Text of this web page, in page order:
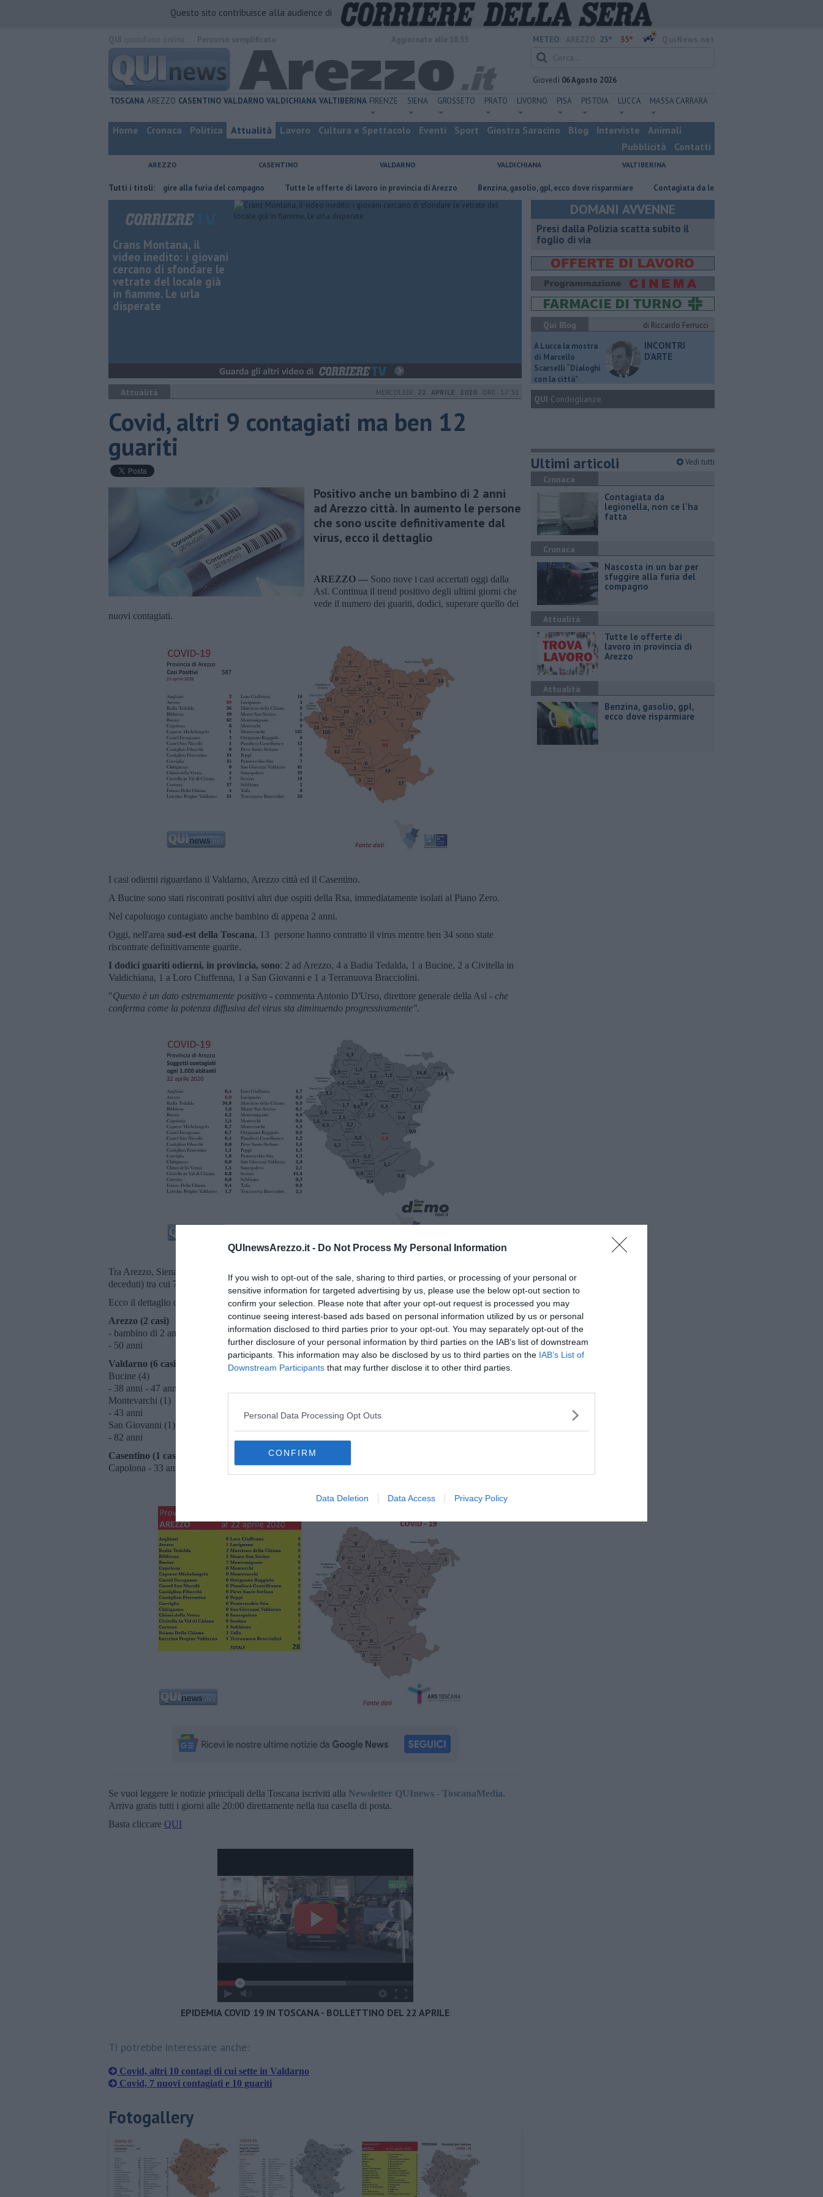
QUInewsArezzo.it - Do Not Process My Personal Information
If you wish to opt-out of the sale, sharing to third parties, or processing of your personal or
sensitive information for targeted advertising by us, please use the below opt-out section to
confirm your selection. Please note that after your opt-out request is processed you may
continue seeing interest-based ads based on personal information utilized by us or personal
information disclosed to third parties prior to your opt-out. You may separately opt-out of the
further disclosure of your personal information by third parties on the IAB’s list of downstream
participants. This information may also be disclosed by us to third parties on the IAB’s List of
Downstream Participants that may further disclose it to other third parties.
Personal Data Processing Opt Outs
CONFIRM
Data Deletion Data Access Privacy Policy
Questo sito contribuisce alla audience di
METEO: 23° 35°
Giovedì 06 Agosto 2026
TOSCANA AREZZO CASENTINO VALDARNO VALDICHIANA VALTIBERINA FIRENZE SIENA GROSSETO PRATO LIVORNO PISA PISTOIA LUCCA MASSA CARRARA
Home Cronaca Politica Attualità Lavoro Cultura e Spettacolo Eventi Sport Giostra Saracino Blog Interviste
Animali
Pubblicità
Contatti
AREZZO CASENTINO VALDARNO VALDICHIANA VALTIBERINA
Tutti i titoli:
Nascosta in un bar per sfuggire alla furia del compagno ​Tutte le offerte di lavoro in provincia di Arezzo ​Benzina, gasolio, gpl, ecco dove risparmiare Contagiata da legionella, non ce l'ha fatta
Crans Montana, il
video inedito: i giovani
cercano di sfondare le
vetrate del locale già
in fiamme. Le urla
disperate
Attualità MERCOLEDÌ 22 APRILE 2020 ORE 17:31
Covid, altri 9 contagiati ma ben 12
guariti
Positivo anche un bambino di 2 anni
ad Arezzo città. In aumento le persone
che sono uscite definitivamente dal
virus, ecco il dettaglio
AREZZO — Sono nove i casi accertati oggi dalla
Asl. Continua il trend positivo degli ultimi giorni che
vede il numero dei guariti, dodici, superare quello dei
nuovi contagiati.
I casi odierni riguardano il Valdarno, Arezzo città ed il Casentino.
A Bucine sono stati riscontrati positivi altri due ospiti della Rsa, immediatamente isolati al Piano Zero.
Nel capoluogo contagiato anche bambino di appena 2 anni.
Oggi, nell'area sud-est della Toscana, 13 persone hanno contratto il virus mentre ben 34 sono state
riscontrate definitivamente guarite.
I dodici guariti odierni, in provincia, sono: 2 ad Arezzo, 4 a Badia Tedalda, 1 a Bucine, 2 a Civitella in
Valdichiana, 1 a Loro Ciuffenna, 1 a San Giovanni e 1 a Terranuova Bracciolini.
"Questo è un dato estremamente positivo - commenta Antonio D'Urso, direttore generale della Asl - che
conferma come la potenza diffusiva del virus sta diminuendo progressivamente".
Tra Arezzo, Siena e Grosseto sono 1.361 i contagi fino ad oggi riscontrati (1.004 con saldo guariti-
deceduti) tra cui 798 in isolamento domiciliare, 98 ricoverati in ospedale e 290 guariti.
Ecco il dettaglio dei positivi odierni.
Arezzo (2 casi)
- bambino di 2 anni
- 50 anni
Valdarno (6 casi)
Bucine (4)
- 38 anni - 47 anni - 79 anni - 89 anni
Montevarchi (1)
- 43 anni
San Giovanni (1)
- 82 anni
Casentino (1 caso)
Capolona - 33 anni
Se vuoi leggere le notizie principali della Toscana iscriviti alla Newsletter QUInews - ToscanaMedia.
Arriva gratis tutti i giorni alle 20:00 direttamente nella tua casella di posta.
Basta cliccare QUI
EPIDEMIA COVID 19 IN TOSCANA - BOLLETTINO DEL 22 APRILE
Ti potrebbe interessare anche:
Covid, altri 10 contagi di cui sette in Valdarno
Covid, 7 nuovi contagiati e 10 guariti
Fotogallery
DOMANI AVVENNE
Presi dalla Polizia scatta subito il
foglio di via
Qui Blog
di Riccardo Ferrucci
A Lucca la mostra
di Marcello
Scarselli “Dialoghi
con la città"
INCONTRI
D'ARTE
QUI Condoglianze
Ultimi articoli Vedi tutti
Cronaca
Contagiata da
legionella, non ce l'ha
fatta
Cronaca
Nascosta in un bar per
sfuggire alla furia del
compagno
Attualità
​Tutte le offerte di
lavoro in provincia di
Arezzo
Attualità
​Benzina, gasolio, gpl,
ecco dove risparmiare